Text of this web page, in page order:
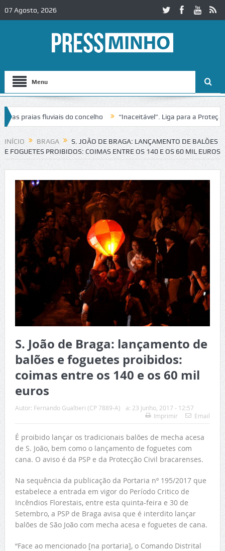
07 Agosto, 2026
Menu
fluviais do concelho “Inaceitável”. Liga para a Proteção da
INÍCIO BRAGA
S. JOÃO DE BRAGA: LANÇAMENTO DE BALÕES
E FOGUETES PROIBIDOS: COIMAS ENTRE OS 140 E OS 60 MIL EUROS
S. João de Braga: lançamento de
balões e foguetes proibidos:
coimas entre os 140 e os 60 mil
euros
Autor: Fernando Gualtieri (CP 7889-A) a: 23 Junho, 2017 - 12:57
Imprimir
Email
É proibido lançar os tradicionais balões de mecha acesa
de S. João, bem como o lançamento de foguetes com
cana. O aviso é da PSP e da Protecção Civil bracarenses.
Na sequência da publicação da Portaria nº 195/2017 que
estabelece a entrada em vigor do Período Critico de
Incêndios Florestais, entre esta quinta-feira e 30 de
Setembro, a PSP de Braga avisa que é interdito lançar
balões de São João com mecha acesa e foguetes de cana.
“Face ao mencionado [na portaria], o Comando Distrital